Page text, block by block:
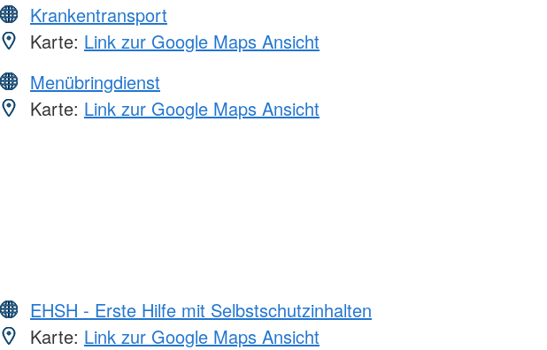
Krankentransport
Karte: Link zur Google Maps Ansicht
Menübringdienst
Karte: Link zur Google Maps Ansicht
EHSH - Erste Hilfe mit Selbstschutzinhalten
Karte: Link zur Google Maps Ansicht